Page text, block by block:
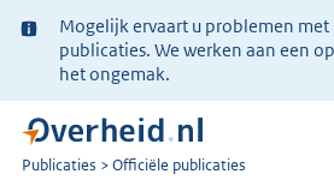
Ter
informatie:
Mogelijk ervaart u problemen met
publicaties. We werken aan een
het ongemak.
U
Publicaties Officiële publicaties